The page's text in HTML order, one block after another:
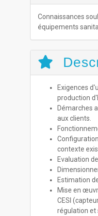
Connaissances
équipements
Exigences
production
Démarches
aux clients.
contexte
Evaluation
Estimation
Mise en
CESI
régulation et